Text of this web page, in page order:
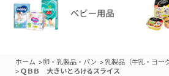
ホーム >卵・乳製品・パン >乳製品（牛乳・ヨー
> ＱＢＢ 大きいとろけるスライス